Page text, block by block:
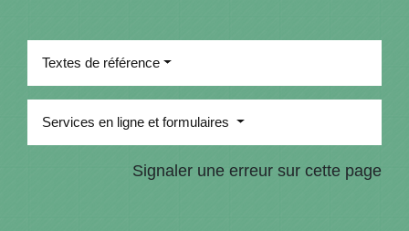
Textes de référence
Services en ligne et formulaires
Signaler une erreur sur cette page